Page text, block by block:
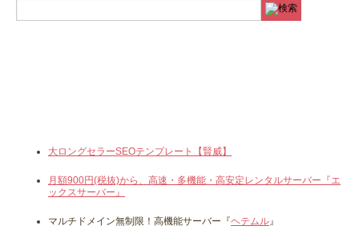
大ロングセラーSEOテンプレート【賢威】
月額900円(税抜)から、高速・多機能・高安定レンタルサーバー『エ
ックスサーバー』
マルチドメイン無制限！高機能サーバー『ヘテムル』